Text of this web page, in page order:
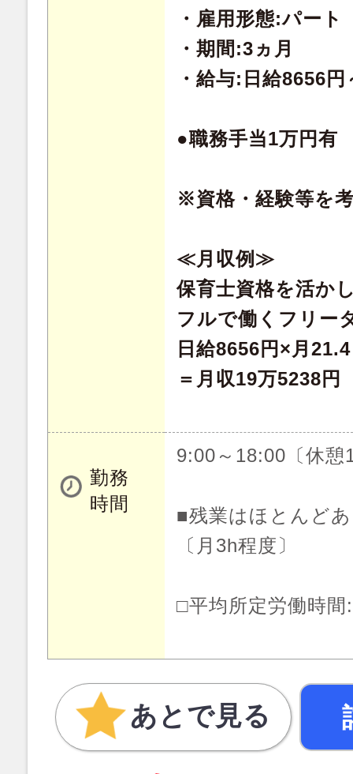
・雇用形態:パート
・期間:3ヵ月
・給与:日給8656
●職務手当1万円有
※資格・経験等を
≪月収例≫
保育士資格を活か
フルで働くフリー
日給8656円×月
＝月収19万5238円
勤務
時間
9:00～18:00〔休憩
■残業はほとんど
〔月3h程度〕
□平均所定労働時
あとで見る